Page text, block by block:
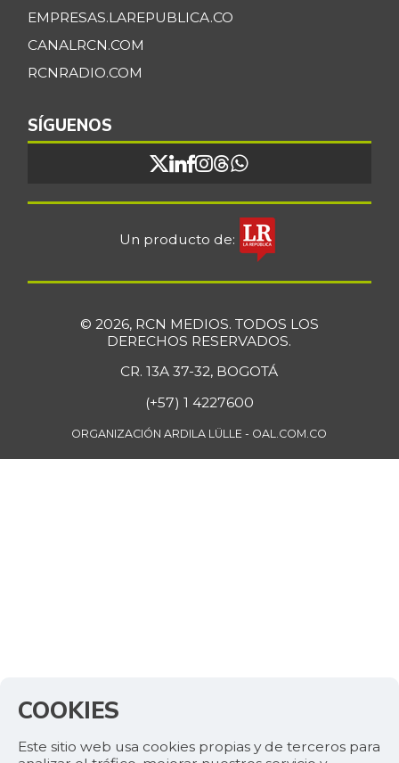
EMPRESAS.LAREPUBLICA.CO
CANALRCN.COM
RCNRADIO.COM
SÍGUENOS
Un producto de:
© 2026, RCN MEDIOS. TODOS LOS
DERECHOS RESERVADOS.
CR. 13A 37-32, BOGOTÁ
(+57) 1 4227600
ORGANIZACIÓN ARDILA LÜLLE - OAL.COM.CO
COOKIES
Este sitio web usa cookies propias y de terceros para